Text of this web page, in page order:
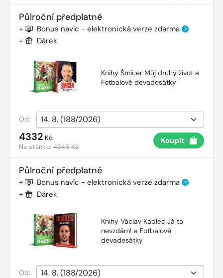
Půlroční předplatné
+ Bonus navíc - elektronická verze zdarma ?
+ Dárek
Knihy Šmicer Můj druhý život a
Fotbalové devadesátky
Od:
4332 Kč
Na stánku:4346 Kč
Koupit
Půlroční předplatné
+ Bonus navíc - elektronická verze zdarma ?
+ Dárek
Knihy Václav Kadlec Já to
nevzdám! a Fotbalové
devadesátky
Od: